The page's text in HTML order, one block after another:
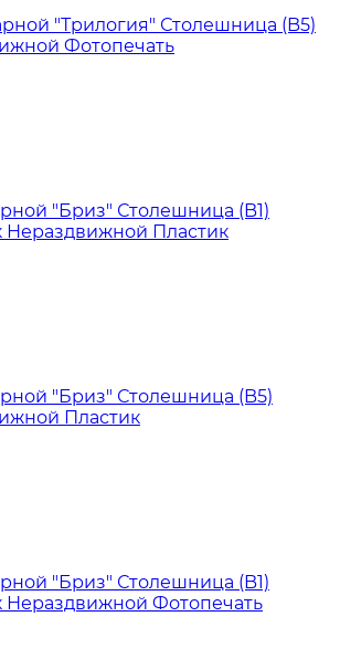
"Трилогия" Столешница (B5)
Фотопечать
"Бриз" Столешница (B1)
Нераздвижной Пластик
"Бриз" Столешница (B5)
Пластик
"Бриз" Столешница (B1)
Нераздвижной Фотопечать